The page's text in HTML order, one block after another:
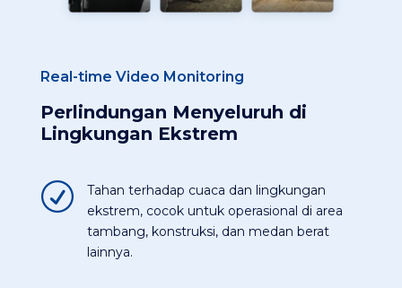
Real-time Video Monitoring
Perlindungan Menyeluruh di
Lingkungan Ekstrem
R
Tahan terhadap cuaca dan lingkungan
ekstrem, cocok untuk operasional di area
tambang, konstruksi, dan medan berat
lainnya​.